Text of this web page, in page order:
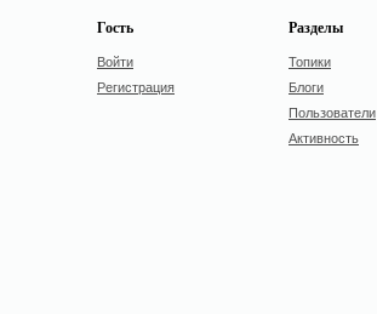
Гость
Войти
Регистрация
Разделы
Топики
Блоги
Пользователи
Активность